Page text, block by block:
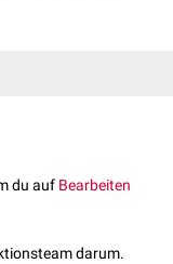
identifiziert
du auf Bearbeiten
darum.